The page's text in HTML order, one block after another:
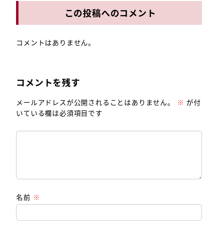
この投稿へのコメント
コメントはありません。
コメントを残す
メールアドレスが公開されることはありません。 ※ が付
いている欄は必須項目です
名前 ※